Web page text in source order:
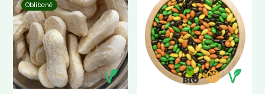
Oblíbené